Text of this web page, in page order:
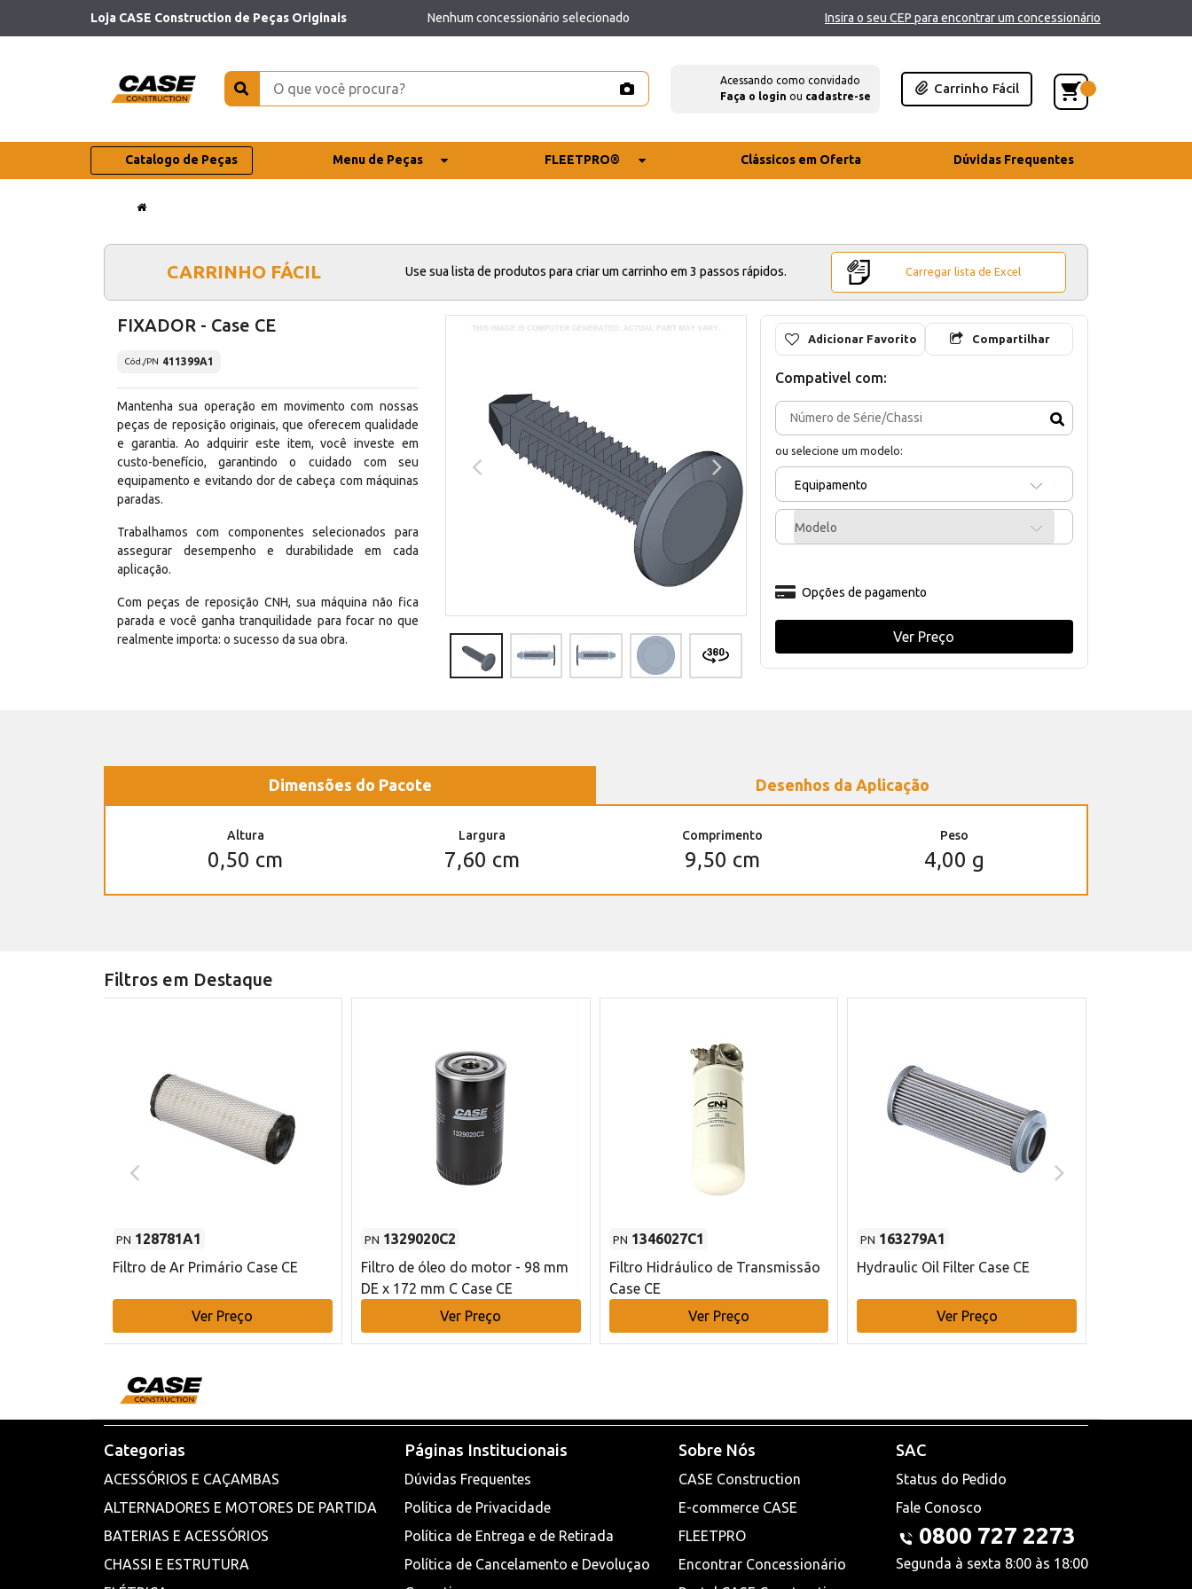
Loja CASE Construction de Peças Originais Nenhum concessionário selecionado Insira o seu CEP para encontrar um concessionário
Acessando como convidado
Faça o login ou cadastre-se
Carrinho Fácil
Catalogo de Peças Menu de Peças FLEETPRO® Clássicos em Oferta Dúvidas Frequentes
CARRINHO FÁCIL Use sua lista de produtos para criar um carrinho em 3 passos rápidos. Carregar lista de Excel
FIXADOR - Case CE
Cód./PN 411399A1
Mantenha sua operação em movimento com nossas
peças de reposição originais, que oferecem qualidade
e garantia. Ao adquirir este item, você investe em
custo-benefício, garantindo o cuidado com seu
equipamento e evitando dor de cabeça com máquinas
paradas.
Trabalhamos com componentes selecionados para
assegurar desempenho e durabilidade em cada
aplicação.
Com peças de reposição CNH, sua máquina não fica
parada e você ganha tranquilidade para focar no que
realmente importa: o sucesso da sua obra.
Adicionar Favorito Compartilhar
Compativel com:
ou selecione um modelo:
Equipamento
Modelo
Opções de pagamento
Ver Preço
Dimensões do Pacote Desenhos da Aplicação
Altura
0,50 cm
Largura
7,60 cm
Comprimento
9,50 cm
Peso
4,00 g
Filtros em Destaque
PN 128781A1
Filtro de Ar Primário Case CE
Ver Preço
PN 1329020C2
Filtro de óleo do motor - 98 mm
DE x 172 mm C Case CE
Ver Preço
PN 1346027C1
Filtro Hidráulico de Transmissão
Case CE
Ver Preço
PN 163279A1
Hydraulic Oil Filter Case CE
Ver Preço
Categorias
ACESSÓRIOS E CAÇAMBAS
ALTERNADORES E MOTORES DE PARTIDA
BATERIAS E ACESSÓRIOS
CHASSI E ESTRUTURA
Páginas Institucionais
Dúvidas Frequentes
Política de Privacidade
Política de Entrega e de Retirada
Política de Cancelamento e Devoluçao
Sobre Nós
CASE Construction
E-commerce CASE
FLEETPRO
Encontrar Concessionário
SAC
Status do Pedido
Fale Conosco
0800 727 2273
Segunda à sexta 8:00 às 18:00